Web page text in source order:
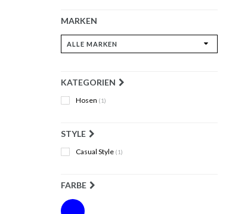
MARKEN
KATEGORIEN
Hosen (1)
STYLE
Casual Style (1)
FARBE